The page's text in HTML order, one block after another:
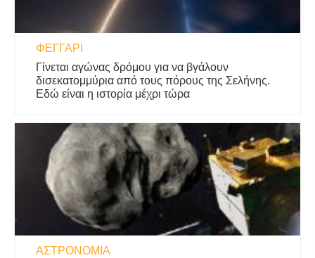
ΦΕΓΓΆΡΙ
Γίνεται αγώνας δρόμου για να βγάλουν
δισεκατομμύρια από τους πόρους της Σελήνης.
Εδώ είναι η ιστορία μέχρι τώρα
ΑΣΤΡΟΝΟΜΊΑ